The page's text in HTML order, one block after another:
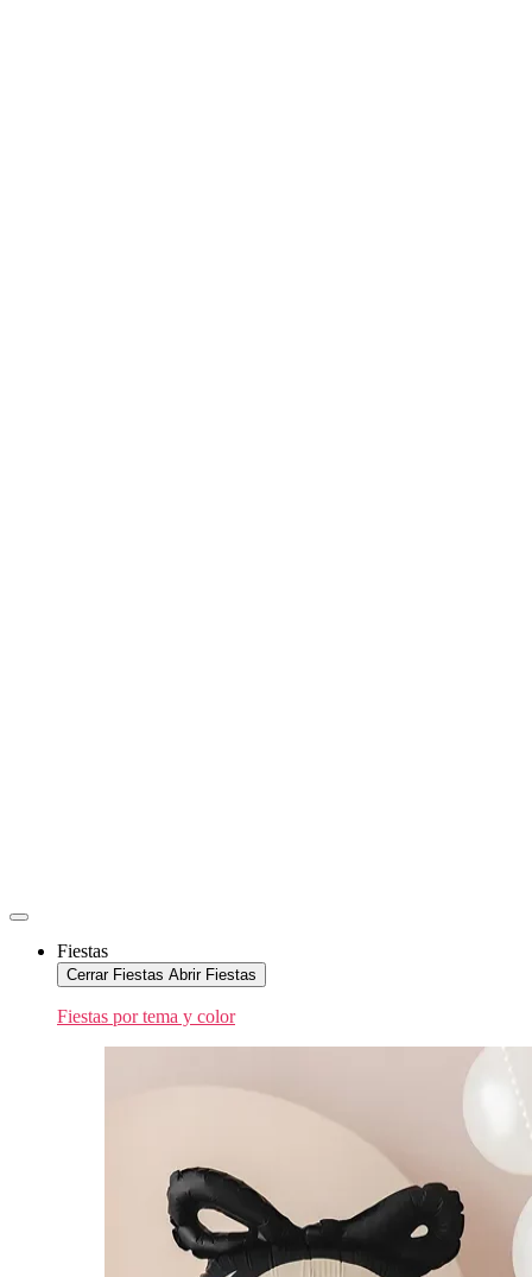
Fiestas
Cerrar Fiestas Abrir Fiestas
Fiestas por tema y color